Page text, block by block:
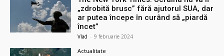
„zdrobită brusc” fără ajutorul SUA, dar
ar putea începe în curând să „piardă
încet”
Vlad - 9 februarie 2024
Actualitate